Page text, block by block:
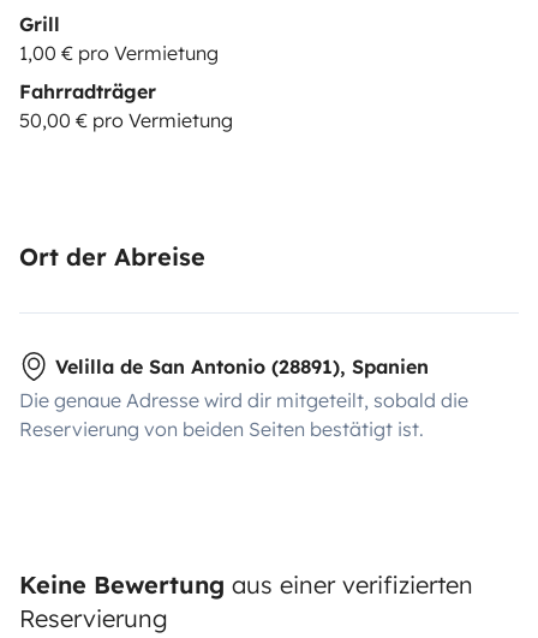
Grill
1,00 € pro Vermietung
Fahrradträger
50,00 € pro Vermietung
Ort der Abreise
Velilla de San Antonio (28891), Spanien
Die genaue Adresse wird dir mitgeteilt, sobald die
Reservierung von beiden Seiten bestätigt ist.
Keine Bewertung aus einer verifizierten
Reservierung